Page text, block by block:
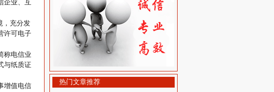
企业、互
，充分发
许可电子
称电信业
与纸质证
增值电信
热门文章推荐